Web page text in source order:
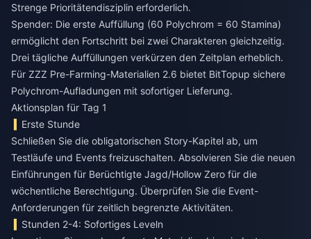
Strenge Prioritätendisziplin erforderlich.
Spender: Die erste Auffüllung (60 Polychrom = 60 Stamina)
ermöglicht den Fortschritt bei zwei Charakteren gleichzeitig.
Drei tägliche Auffüllungen verkürzen den Zeitplan erheblich.
Für ZZZ Pre-Farming-Materialien 2.6 bietet BitTopup sichere
Polychrom-Aufladungen mit sofortiger Lieferung.
Aktionsplan für Tag 1
Erste Stunde
Schließen Sie die obligatorischen Story-Kapitel ab, um
Testläufe und Events freizuschalten. Absolvieren Sie die neuen
Einführungen für Berüchtigte Jagd/Hollow Zero für die
wöchentliche Berechtigung. Überprüfen Sie die Event-
Anforderungen für zeitlich begrenzte Aktivitäten.
Stunden 2-4: Sofortiges Leveln